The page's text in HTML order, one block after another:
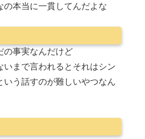
の本当に一貫してんだよな
の事実なんだけど
いまで言われるとそれはシン
いう話すのが難しいやつなん